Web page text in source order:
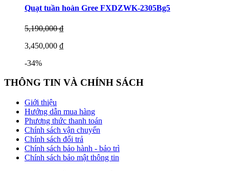
Quạt tuần hoàn Gree FXDZWK-2305Bg5
5,190,000 ₫
3,450,000 ₫
-34%
THÔNG TIN VÀ CHÍNH SÁCH
Giới thiệu
Hướng dẫn mua hàng
Phương thức thanh toán
Chính sách vận chuyển
Chính sách đổi trả
Chính sách bảo hành - bảo trì
Chính sách bảo mật thông tin